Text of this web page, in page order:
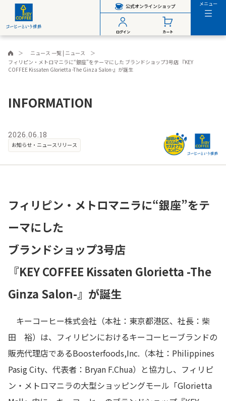
公式オンラインショップ
ログイン カート
メニュー
ニュース 一覧 | ニュース
フィリピン・メトロマニラに“銀座”をテーマにした ブランドショップ3号店 『KEY
COFFEE Kissaten Glorietta -The Ginza Salon-』が誕生
INFORMATION
2026.06.18
お知らせ・ニュースリリース
フィリピン・メトロマニラに“銀座”をテ
ーマにした
ブランドショップ3号店
『KEY COFFEE Kissaten Glorietta -The
Ginza Salon-』が誕生
キーコーヒー株式会社（本社：東京都港区、社長：柴
田 裕）は、フィリピンにおけるキーコーヒーブランドの
販売代理店であるBoosterfoods,Inc.（本社：Philippines
Pasig City、代表者：Bryan F.Chua）と協力し、フィリピ
ン・メトロマニラの大型ショッピングモール「Glorietta